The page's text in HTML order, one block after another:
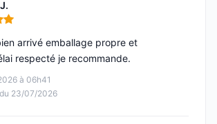
5
à 06h41
23/07/2026
arrivé emballage propre et
respecté je recommande.